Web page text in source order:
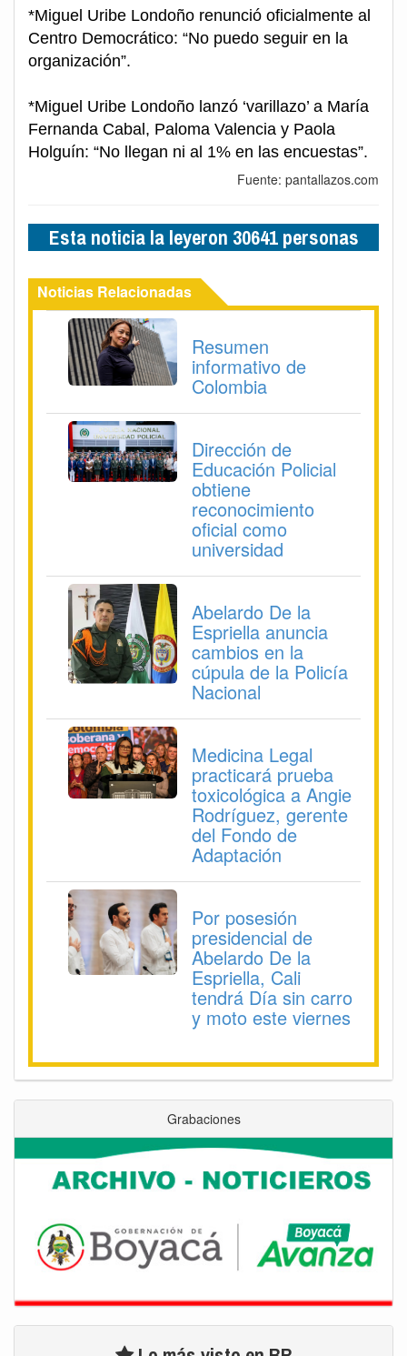
*Miguel Uribe Londoño renunció oficialmente al
Centro Democrático: “No puedo seguir en la
organización”.
*Miguel Uribe Londoño lanzó ‘varillazo’ a María
Fernanda Cabal, Paloma Valencia y Paola
Holguín: “No llegan ni al 1% en las encuestas”.
Fuente: pantallazos.com
Esta noticia la leyeron 30641 personas
Noticias Relacionadas
Resumen
informativo de
Colombia
Dirección de
Educación Policial
obtiene
reconocimiento
oficial como
universidad
Abelardo De la
Espriella anuncia
cambios en la
cúpula de la Policía
Nacional
Medicina Legal
practicará prueba
toxicológica a Angie
Rodríguez, gerente
del Fondo de
Adaptación
Por posesión
presidencial de
Abelardo De la
Espriella, Cali
tendrá Día sin carro
y moto este viernes
Grabaciones